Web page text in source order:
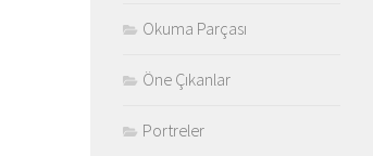
Okuma Parçası
Öne Çıkanlar
Portreler